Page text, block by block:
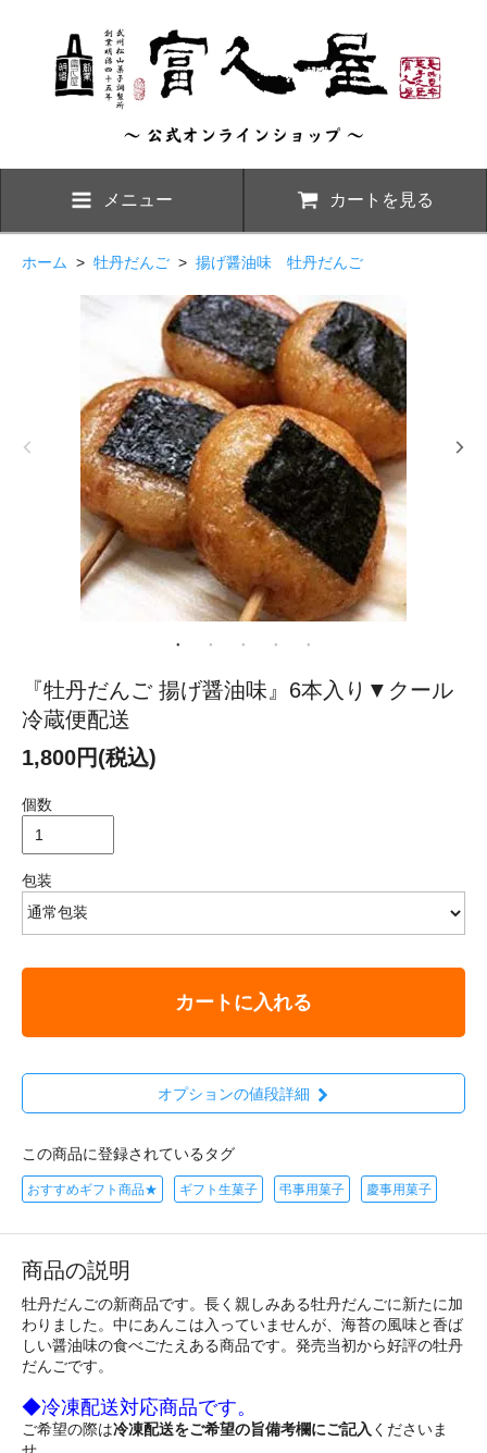
メニュー カートを見る
ホーム > 牡丹だんご > 揚げ醤油味 牡丹だんご
『牡丹だんご 揚げ醤油味』6本入り▼クール
冷蔵便配送
1,800円(税込)
個数
包装
カートに入れる
オプションの値段詳細
この商品に登録されているタグ
おすすめギフト商品★ ギフト生菓子 弔事用菓子 慶事用菓子
商品の説明
牡丹だんごの新商品です。長く親しみある牡丹だんごに新たに加
わりました。中にあんこは入っていませんが、海苔の風味と香ば
しい醤油味の食べごたえある商品です。発売当初から好評の牡丹
だんごです。
◆冷凍配送対応商品です。
ご希望の際は冷凍配送をご希望の旨備考欄にご記入 くださいま